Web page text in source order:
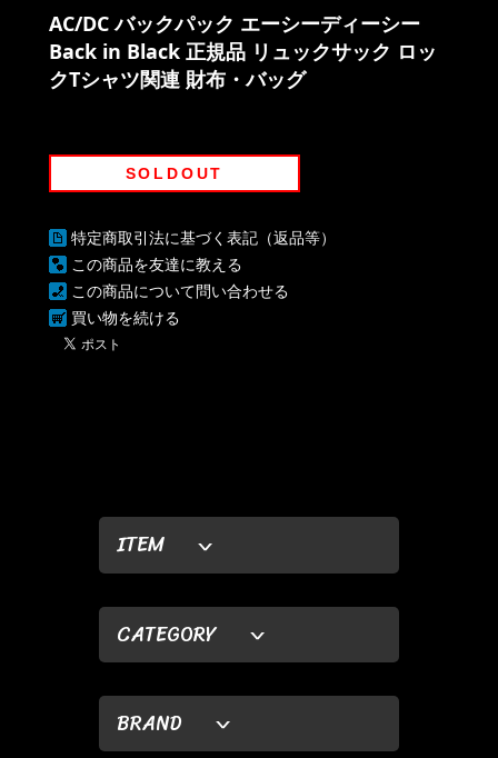
ITEM
CATEGORY
BRAND
AC/DC バックパック エーシーディーシー
Back in Black 正規品 リュックサック ロッ
クTシャツ関連 財布・バッグ
SOLDOUT
特定商取引法に基づく表記（返品等）
この商品を友達に教える
この商品について問い合わせる
買い物を続ける